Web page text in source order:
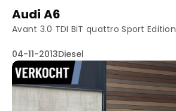
Audi A6
Avant 3.0 TDI BiT quattro Sport Edition
04-11-2013Diesel